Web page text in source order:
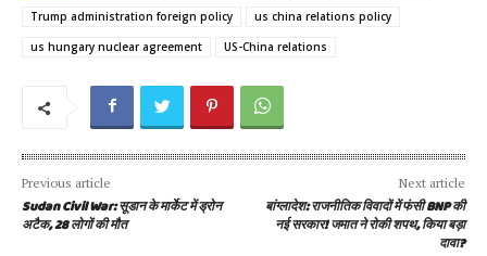
Trump administration foreign policy
us china relations policy
us hungary nuclear agreement
US-China relations
Previous article
Sudan Civil War: सूडान के मार्केट में ड्रोन
अटैक, 28 लोगों की मौत
Next article
बांग्लादेश: राजनीतिक विवादों में फंसी BNP की
नई सरकार! जमात ने रोकी शपथ, किया बड़ा
दावा?